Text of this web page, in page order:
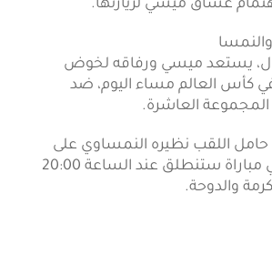
عشاق ميسي لزيارتها.
والنمسا
يستعد ميسي ورفاقه لخوض
في كأس العالم مساء اليوم، ضد
العاشرة.
حامل اللقب نظيره النمساوي على
ملعب دالاس في مباراة ستنطلق عند الساعة 20:00
والدوحة.